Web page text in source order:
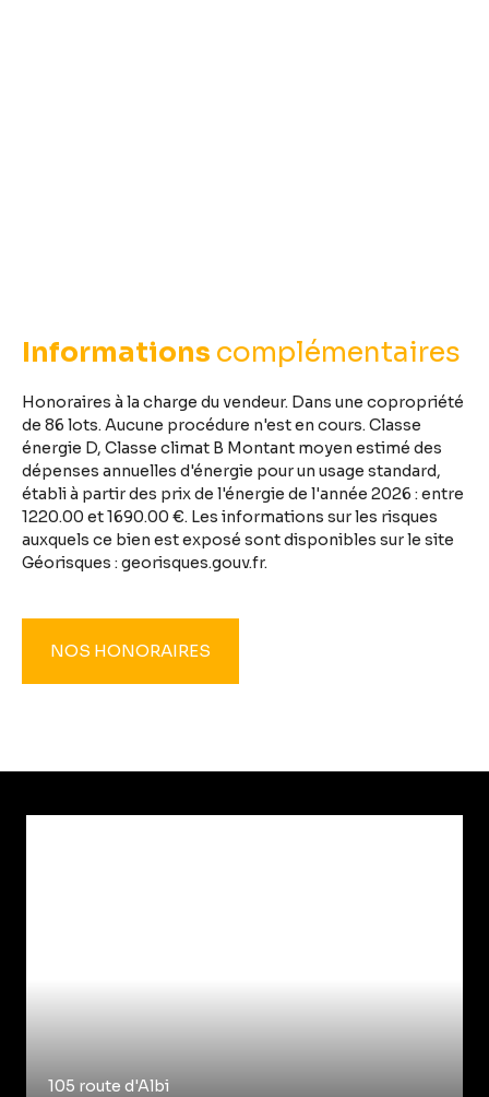
Informations complémentaires
Honoraires à la charge du vendeur. Dans une copropriété
de 86 lots. Aucune procédure n'est en cours. Classe
énergie D, Classe climat B Montant moyen estimé des
dépenses annuelles d'énergie pour un usage standard,
établi à partir des prix de l'énergie de l'année 2026 : entre
1220.00 et 1690.00 €. Les informations sur les risques
auxquels ce bien est exposé sont disponibles sur le site
Géorisques : georisques.gouv.fr.
NOS HONORAIRES
105 route d'Albi